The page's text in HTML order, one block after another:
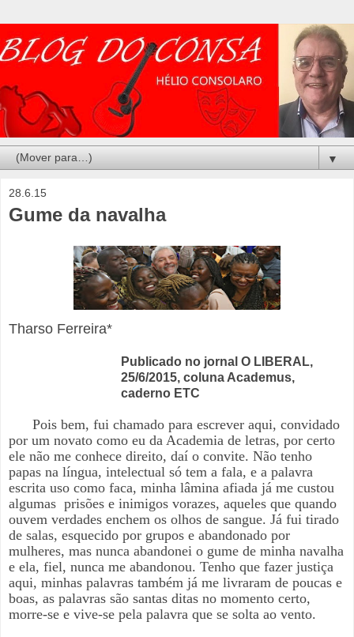
▼
28.6.15
Gume da navalha
Tharso Ferreira*
Publicado no jornal O LIBERAL,
25/6/2015, coluna Academus,
caderno ETC
Pois bem, fui chamado para escrever aqui, convidado
por um novato como eu da Academia de letras, por certo
ele não me conhece direito, daí o convite. Não tenho
papas na língua, intelectual só tem a fala, e a palavra
escrita uso como faca, minha lâmina afiada já me custou
algumas prisões e inimigos vorazes, aqueles que quando
ouvem verdades enchem os olhos de sangue. Já fui tirado
de salas, esquecido por grupos e abandonado por
mulheres, mas nunca abandonei o gume de minha navalha
e ela, fiel, nunca me abandonou. Tenho que fazer justiça
aqui, minhas palavras também já me livraram de poucas e
boas, as palavras são santas ditas no momento certo,
morre-se e vive-se pela palavra que se solta ao vento.